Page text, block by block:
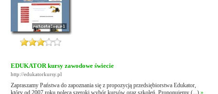
EDUKATOR kursy zawodowe świecie
http://edukatorkursy.pl
Zapraszamy Państwa do zapoznania się z propozycją przedsiębiorstwa Edukator,
który od 2007 roku poleca szeroki wybór kursów oraz szkoleń. Proponujemy (...)»